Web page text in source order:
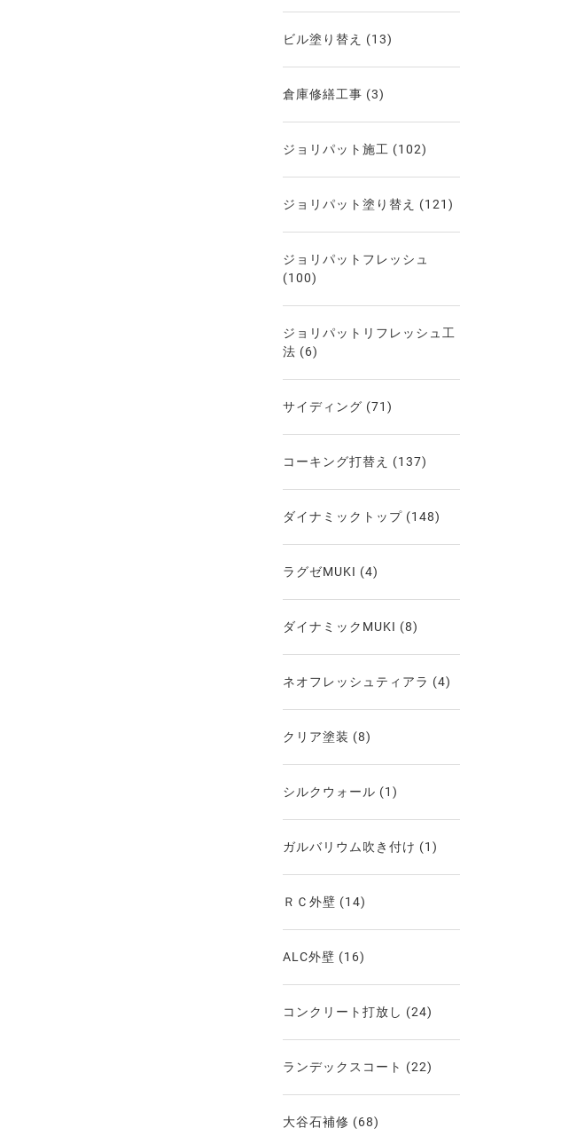
ビル塗り替え (13)
倉庫修繕工事 (3)
ジョリパット施工 (102)
ジョリパット塗り替え (121)
ジョリパットフレッシュ
(100)
ジョリパットリフレッシュ工
法 (6)
サイディング (71)
コーキング打替え (137)
ダイナミックトップ (148)
ラグゼMUKI (4)
ダイナミックMUKI (8)
ネオフレッシュティアラ (4)
クリア塗装 (8)
シルクウォール (1)
ガルバリウム吹き付け (1)
ＲＣ外壁 (14)
ALC外壁 (16)
コンクリート打放し (24)
ランデックスコート (22)
大谷石補修 (68)